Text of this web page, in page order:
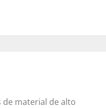
material de alto